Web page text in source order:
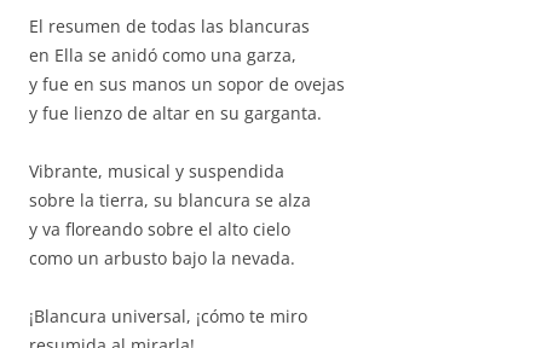
El resumen de todas las blancuras
en Ella se anidó como una garza,
y fue en sus manos un sopor de ovejas
y fue lienzo de altar en su garganta.
Vibrante, musical y suspendida
sobre la tierra, su blancura se alza
y va floreando sobre el alto cielo
como un arbusto bajo la nevada.
¡Blancura universal, ¡cómo te miro